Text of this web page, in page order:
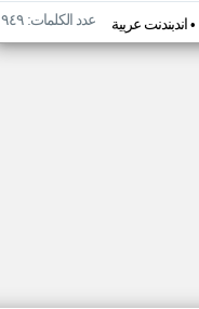
اندبندنت عربية• عدد الكلمات: ٩٤٩